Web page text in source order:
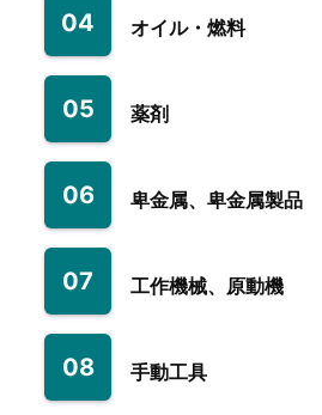
04 オイル・燃料
05 薬剤
06 卑金属、卑金属製品
07 工作機械、原動機
08 手動工具